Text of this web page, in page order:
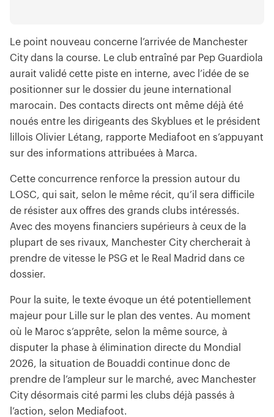
Le point nouveau concerne l’arrivée de Manchester
City dans la course. Le club entraîné par Pep Guardiola
aurait validé cette piste en interne, avec l’idée de se
positionner sur le dossier du jeune international
marocain. Des contacts directs ont même déjà été
noués entre les dirigeants des Skyblues et le président
lillois Olivier Létang, rapporte Mediafoot en s’appuyant
sur des informations attribuées à Marca.
Cette concurrence renforce la pression autour du
LOSC, qui sait, selon le même récit, qu’il sera difficile
de résister aux offres des grands clubs intéressés.
Avec des moyens financiers supérieurs à ceux de la
plupart de ses rivaux, Manchester City chercherait à
prendre de vitesse le PSG et le Real Madrid dans ce
dossier.
Pour la suite, le texte évoque un été potentiellement
majeur pour Lille sur le plan des ventes. Au moment
où le Maroc s’apprête, selon la même source, à
disputer la phase à élimination directe du Mondial
2026, la situation de Bouaddi continue donc de
prendre de l’ampleur sur le marché, avec Manchester
City désormais cité parmi les clubs déjà passés à
l’action, selon Mediafoot.